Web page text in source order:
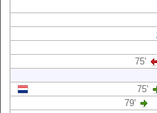
75'
75'
79'